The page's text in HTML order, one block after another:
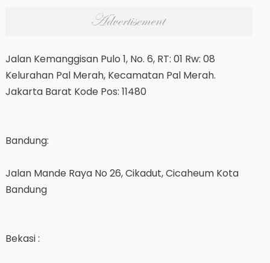
Jalan Kemanggisan Pulo 1, No. 6, RT: 01 Rw: 08
Kelurahan Pal Merah, Kecamatan Pal Merah.
Jakarta Barat Kode Pos: 11480
Bandung:
Jalan Mande Raya No 26, Cikadut, Cicaheum Kota
Bandung
Bekasi :